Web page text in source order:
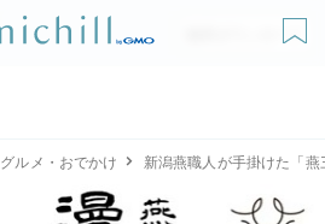
無料ダウンロード
グルメ・おでかけ 新潟燕職人が手掛けた「